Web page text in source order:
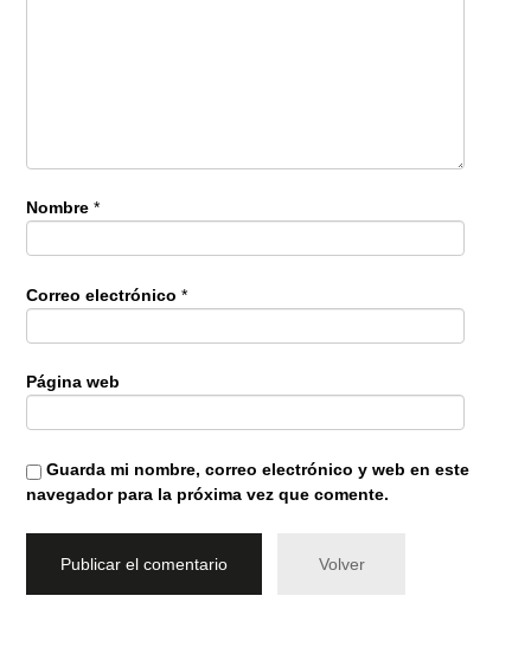
Nombre *
Correo electrónico *
Página web
Guarda mi nombre, correo electrónico y web en este
navegador para la próxima vez que comente.
Volver